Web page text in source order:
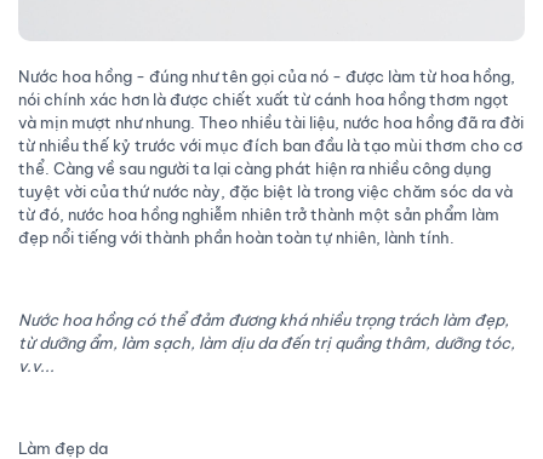
Nước hoa hồng - đúng như tên gọi của nó - được làm từ hoa hồng,
nói chính xác hơn là được chiết xuất từ cánh hoa hồng thơm ngọt
và mịn mượt như nhung. Theo nhiều tài liệu, nước hoa hồng đã ra đời
từ nhiều thế kỷ trước với mục đích ban đầu là tạo mùi thơm cho cơ
thể. Càng về sau người ta lại càng phát hiện ra nhiều công dụng
tuyệt vời của thứ nước này, đặc biệt là trong việc chăm sóc da và
từ đó, nước hoa hồng nghiễm nhiên trở thành một sản phẩm làm
đẹp nổi tiếng với thành phần hoàn toàn tự nhiên, lành tính.
Nước hoa hồng có thể đảm đương khá nhiều trọng trách làm đẹp,
từ dưỡng ẩm, làm sạch, làm dịu da đến trị quầng thâm, dưỡng tóc,
v.v...
Làm đẹp da